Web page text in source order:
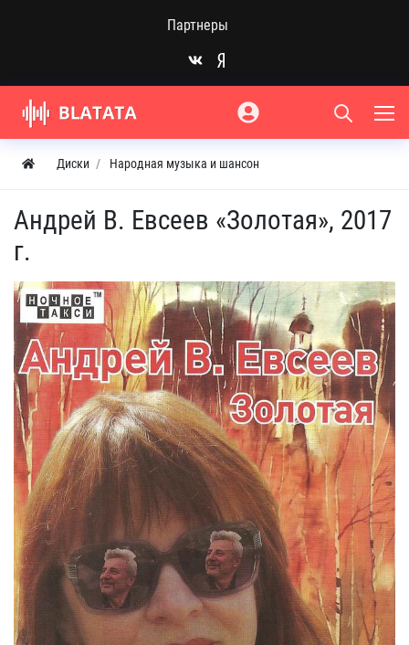
Партнеры
Диски Народная музыка и шансон
Андрей В. Евсеев «Золотая», 2017
г.